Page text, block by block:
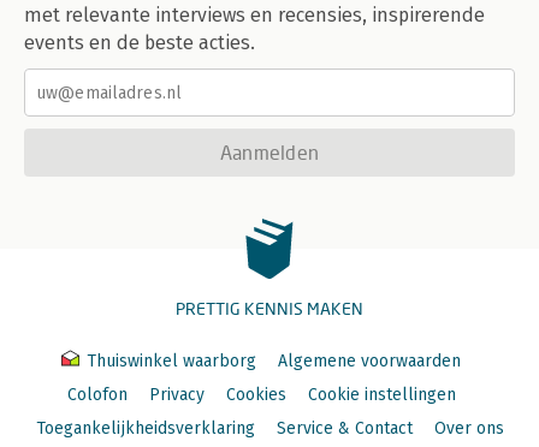
met relevante interviews en recensies, inspirerende
events en de beste acties.
Aanmelden
PRETTIG KENNIS MAKEN
Thuiswinkel waarborg
Algemene voorwaarden
Colofon
Privacy Cookies
Cookie instellingen
Toegankelijkheidsverklaring
Service & Contact Over ons